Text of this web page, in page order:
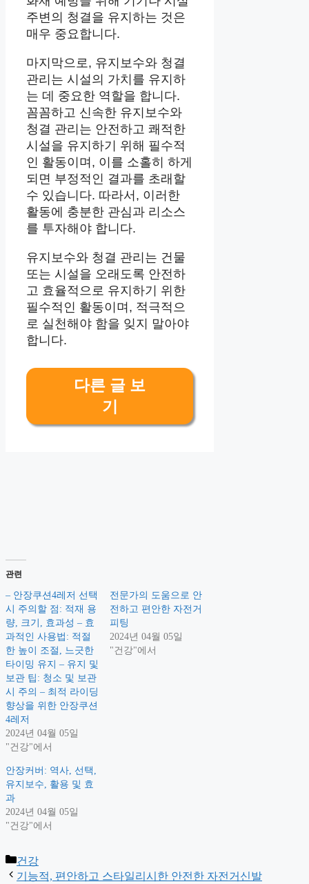
주변의 청결을 유지하는 것은
매우 중요합니다.
마지막으로, 유지보수와 청결
관리는 시설의 가치를 유지하
는 데 중요한 역할을 합니다.
꼼꼼하고 신속한 유지보수와
청결 관리는 안전하고 쾌적한
시설을 유지하기 위해 필수적
인 활동이며, 이를 소홀히 하게
되면 부정적인 결과를 초래할
수 있습니다. 따라서, 이러한
활동에 충분한 관심과 리소스
를 투자해야 합니다.
유지보수와 청결 관리는 건물
또는 시설을 오래도록 안전하
고 효율적으로 유지하기 위한
필수적인 활동이며, 적극적으
로 실천해야 함을 잊지 말아야
합니다.
다른 글 보
기
관련
– 안장쿠션4레저 선택
시 주의할 점: 적재 용
량, 크기, 효과성 – 효
과적인 사용법: 적절
한 높이 조절, 느긋한
타이밍 유지 – 유지 및
보관 팁: 청소 및 보관
시 주의 – 최적 라이딩
향상을 위한 안장쿠션
4레저
2024년 04월 05일
"건강"에서
전문가의 도움으로 안
전하고 편안한 자전거
피팅
2024년 04월 05일
"건강"에서
안장커버: 역사, 선택,
유지보수, 활용 및 효
과
2024년 04월 05일
"건강"에서
Categories
건강
기능적, 편안하고 스타일리시한 안전한 자전거신발